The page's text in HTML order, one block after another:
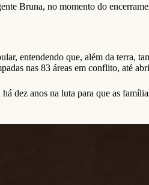
Bruna, no momento do
entendendo que, além da terra,
nas 83 áreas em conflito, até
anos na luta para que as